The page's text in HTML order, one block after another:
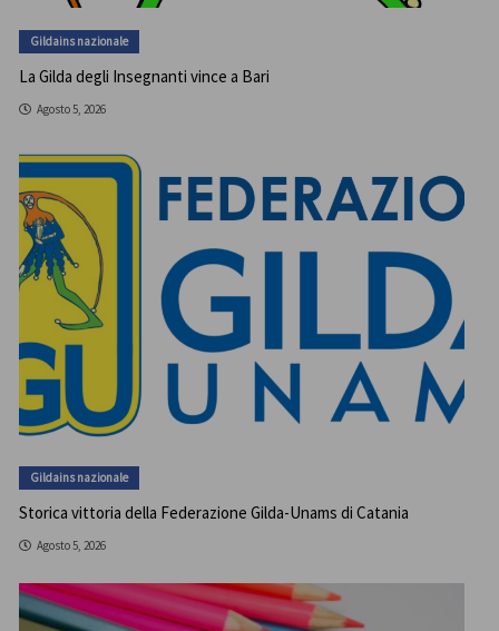
Gildains nazionale
La Gilda degli Insegnanti vince a Bari
Agosto 5, 2026
Gildains nazionale
Storica vittoria della Federazione Gilda-Unams di Catania
Agosto 5, 2026